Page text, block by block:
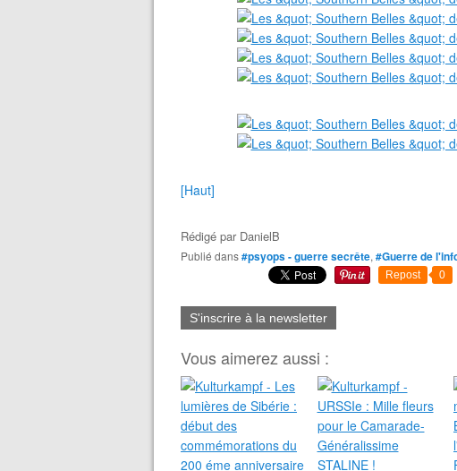
[Haut]
Rédigé par DanielB
Publié dans#psyops - guerre secrête, #Guerre de
Repost 0
S'inscrire à la newsletter
Vous aimerez aussi :